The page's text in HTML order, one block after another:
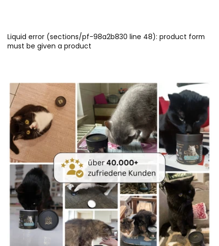
Liquid error (sections/pf-98a2b830 line 48): product form
must be given a product